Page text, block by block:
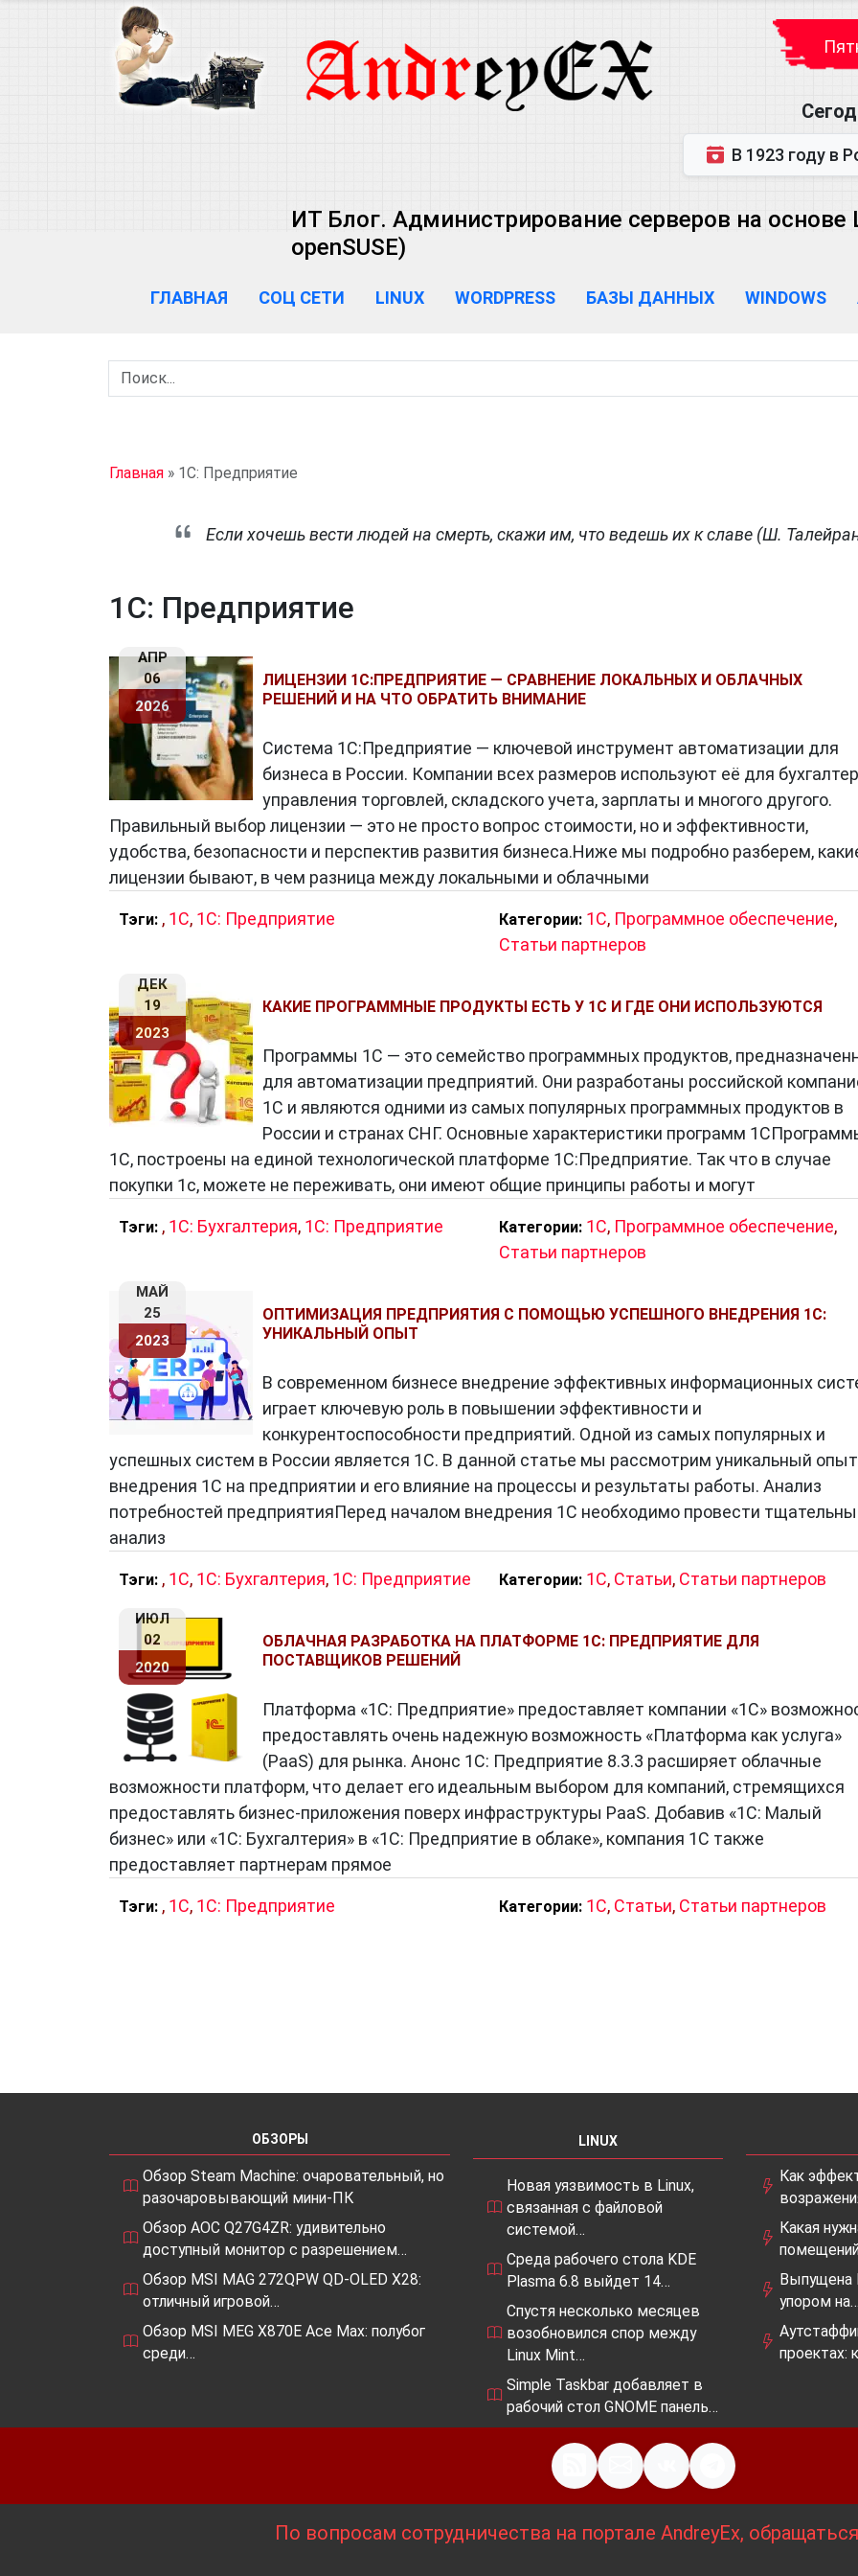
В 1923 году в Ростове-на-Дону
ИТ Блог. Администрирование серверов на основе
openSUSE)
ГЛАВНАЯ СОЦ СЕТИ LINUX WORDPRESS БАЗЫ ДАННЫХ WINDOWS
Главная » 1С: Предприятие
Если хочешь вести людей на смерть, скажи им, что ведешь их к славе (Ш.
1С: Предприятие
АПР
06
2026
ЛИЦЕНЗИИ 1С:ПРЕДПРИЯТИЕ — СРАВНЕНИЕ ЛОКАЛЬНЫХ И ОБЛАЧНЫХ
РЕШЕНИЙ И НА ЧТО ОБРАТИТЬ ВНИМАНИЕ
Система 1С:Предприятие — ключевой инструмент автоматизации для
бизнеса в России. Компании всех размеров используют её для
управления торговлей, складского учета, зарплаты и многого другого.
Правильный выбор лицензии — это не просто вопрос стоимости, но и эффективности,
удобства, безопасности и перспектив развития бизнеса.Ниже мы подробно разберем,
лицензии бывают, в чем разница между локальными и облачными
Тэги: , 1C, 1С: Предприятие Категории: 1C, Программное обеспечение,
Статьи партнеров
ДЕК
19
2023
КАКИЕ ПРОГРАММНЫЕ ПРОДУКТЫ ЕСТЬ У 1С И ГДЕ ОНИ ИСПОЛЬЗУЮТСЯ
Программы 1С — это семейство программных продуктов,
для автоматизации предприятий. Они разработаны российской
1С и являются одними из самых популярных программных продуктов в
России и странах СНГ. Основные характеристики программ
1С, построены на единой технологической платформе 1С:Предприятие. Так что в случае
покупки 1с, можете не переживать, они имеют общие принципы работы и могут
Тэги: , 1С: Бухгалтерия, 1С: Предприятие Категории: 1C, Программное обеспечение,
Статьи партнеров
МАЙ
25
2023
ОПТИМИЗАЦИЯ ПРЕДПРИЯТИЯ С ПОМОЩЬЮ УСПЕШНОГО ВНЕДРЕНИЯ 1С:
УНИКАЛЬНЫЙ ОПЫТ
В современном бизнесе внедрение эффективных информационных
играет ключевую роль в повышении эффективности и
конкурентоспособности предприятий. Одной из самых популярных и
успешных систем в России является 1С. В данной статье мы рассмотрим уникальный опыт
внедрения 1С на предприятии и его влияние на процессы и результаты работы. Анализ
потребностей предприятияПеред началом внедрения 1С необходимо провести
анализ
Тэги: , 1C, 1С: Бухгалтерия, 1С: Предприятие Категории: 1C, Статьи, Статьи партнеров
ИЮЛ
02
2020
ОБЛАЧНАЯ РАЗРАБОТКА НА ПЛАТФОРМЕ 1С: ПРЕДПРИЯТИЕ ДЛЯ
ПОСТАВЩИКОВ РЕШЕНИЙ
Платформа «1С: Предприятие» предоставляет компании «1С»
предоставлять очень надежную возможность «Платформа как услуга»
(PaaS) для рынка. Анонс 1С: Предприятие 8.3.3 расширяет облачные
возможности платформ, что делает его идеальным выбором для компаний, стремящихся
предоставлять бизнес-приложения поверх инфраструктуры PaaS. Добавив «1С: Малый
бизнес» или «1С: Бухгалтерия» в «1С: Предприятие в облаке», компания 1С также
предоставляет партнерам прямое
Тэги: , 1C, 1С: Предприятие Категории: 1C, Статьи, Статьи партнеров
ОБЗОРЫ
Обзор Steam Machine: очаровательный, но
разочаровывающий мини-ПК
Обзор AOC Q27G4ZR: удивительно
доступный монитор с разрешением…
Обзор MSI MAG 272QPW QD-OLED X28:
отличный игровой…
Обзор MSI MEG X870E Ace Max: полубог
среди…
LINUX
Новая уязвимость в Linux,
связанная с файловой
системой…
Среда рабочего стола KDE
Plasma 6.8 выйдет 14…
Спустя несколько месяцев
возобновился спор между
Linux Mint…
Simple Taskbar добавляет в
рабочий стол GNOME панель…
Как
Какая
Выпущена
упором
проектах:
По вопросам сотрудничества на портале AndreyEx,